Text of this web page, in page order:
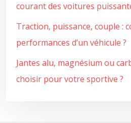
courant des voitures
Traction, puissance, couple :
performances d’un véhicule ?
Jantes alu, magnésium ou
choisir pour votre sportive ?